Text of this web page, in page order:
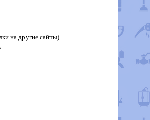
на другие сайты).